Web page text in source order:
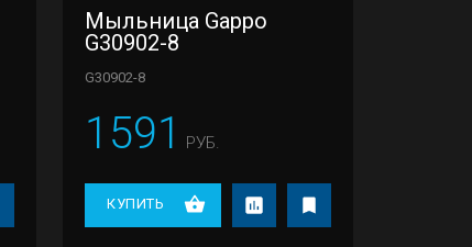
Мыльница Gappo
G30902-8
G30902-8
1591 РУБ.
КУПИТЬ